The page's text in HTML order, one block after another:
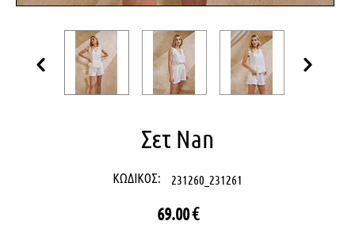
Σετ Nan
ΚΩΔΙΚΟΣ: 231260_231261
69.00€